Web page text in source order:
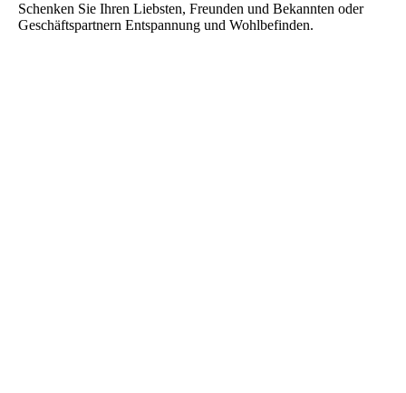
Schenken Sie Ihren Liebsten, Freunden und Bekannten oder
Geschäftspartnern Entspannung und Wohlbefinden.